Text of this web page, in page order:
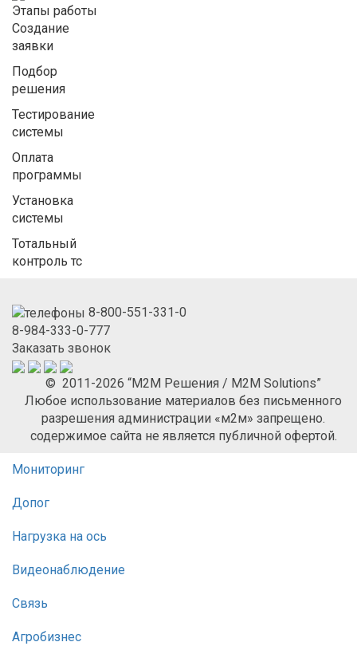
Этапы работы
Создание
заявки
Подбор
решения
Тестирование
системы
Оплата
программы
Установка
системы
Тотальный
контроль тс
8-800-551-331-0
8-984-333-0-777
Заказать звонок
© 2011-2026 “М2М Решения / M2M Solutions”
Любое использование материалов без письменного
разрешения администрации «м2м» запрещено.
содержимое сайта не является публичной офертой.
Мониторинг
Допог
Нагрузка на ось
Видеонаблюдение
Связь
Агробизнес